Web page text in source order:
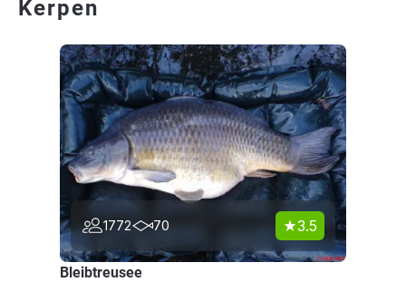
Kerpen
1772 70 3.5
Bleibtreusee